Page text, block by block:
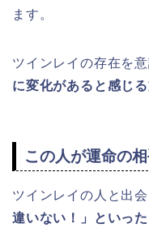
ます。
ツインレイの存在を
に変化があると感じ
この人が運命の
ツインレイの人と出会
違いない！」といっ